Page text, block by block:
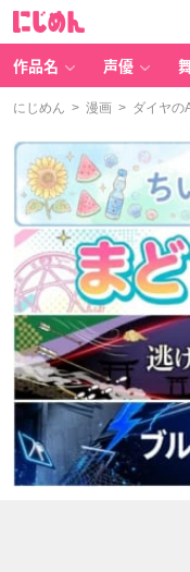
作品名 声優
にじめん > 漫画 > ダイヤの